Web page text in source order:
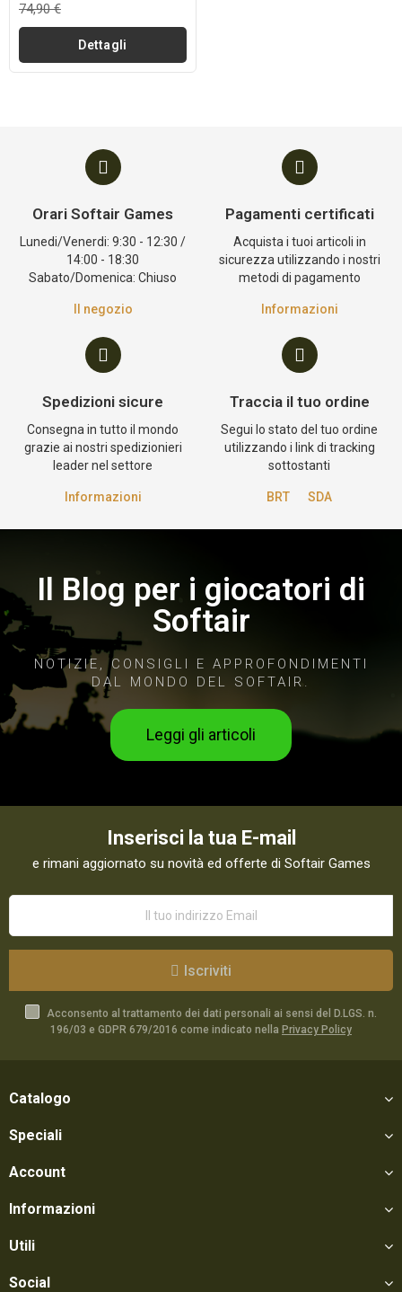
74,90 €
Dettagli
Orari Softair Games
Lunedi/Venerdi: 9:30 - 12:30 /
14:00 - 18:30
Sabato/Domenica: Chiuso
Il negozio
Pagamenti certificati
Acquista i tuoi articoli in
sicurezza utilizzando i nostri
metodi di pagamento
Informazioni
Spedizioni sicure
Consegna in tutto il mondo
grazie ai nostri spedizionieri
leader nel settore
Informazioni
Traccia il tuo ordine
Segui lo stato del tuo ordine
utilizzando i link di tracking
sottostanti
BRT SDA
Il Blog per i giocatori di
Softair
NOTIZIE, CONSIGLI E APPROFONDIMENTI
DAL MONDO DEL SOFTAIR.
Leggi gli articoli
Inserisci la tua E-mail
e rimani aggiornato su novità ed offerte di Softair Games
Iscriviti
Acconsento al trattamento dei dati personali ai sensi del D.LGS. n.
196/03 e GDPR 679/2016 come indicato nella Privacy Policy
Catalogo
Speciali
Account
Informazioni
Utili
Social